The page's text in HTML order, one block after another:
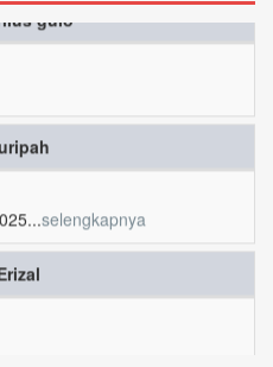
selengkapnya